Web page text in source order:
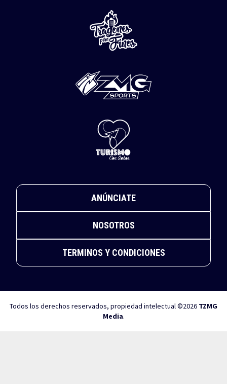
ANÚNCIATE
NOSOTROS
TERMINOS Y CONDICIONES
Todos los derechos reservados, propiedad intelectual ©2026 TZMG
Media.